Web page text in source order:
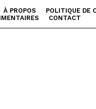
À PROPOS
POLITIQUE DE
CONTACT